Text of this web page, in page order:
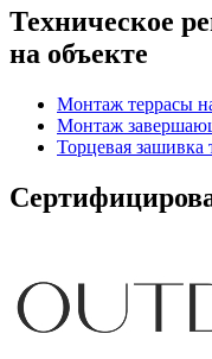
Техническое
на объекте
Монтаж террасы
Монтаж
Торцевая зашивка